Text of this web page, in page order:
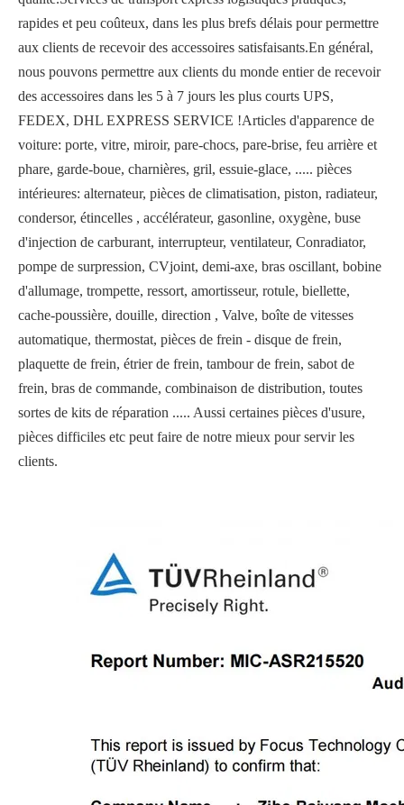
rapides et peu coûteux, dans les plus brefs délais pour permettre
aux clients de recevoir des accessoires satisfaisants.En général,
nous pouvons permettre aux clients du monde entier de recevoir
des accessoires dans les 5 à 7 jours les plus courts UPS,
FEDEX, DHL EXPRESS SERVICE !Articles d'apparence de
voiture: porte, vitre, miroir, pare-chocs, pare-brise, feu arrière et
phare, garde-boue, charnières, gril, essuie-glace, ..... pièces
intérieures: alternateur, pièces de climatisation, piston, radiateur,
condersor, étincelles , accélérateur, gasonline, oxygène, buse
d'injection de carburant, interrupteur, ventilateur, Conradiator,
pompe de surpression, CVjoint, demi-axe, bras oscillant, bobine
d'allumage, trompette, ressort, amortisseur, rotule, biellette,
cache-poussière, douille, direction , Valve, boîte de vitesses
automatique, thermostat, pièces de frein - disque de frein,
plaquette de frein, étrier de frein, tambour de frein, sabot de
frein, bras de commande, combinaison de distribution, toutes
sortes de kits de réparation ..... Aussi certaines pièces d'usure,
pièces difficiles etc peut faire de notre mieux pour servir les
clients.